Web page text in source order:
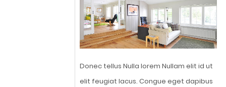
Donec tellus Nulla lorem Nullam elit id ut
elit feugiat lacus. Congue eget dapibus